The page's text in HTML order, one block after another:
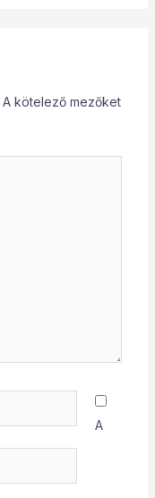
A kötelező mezőket
A